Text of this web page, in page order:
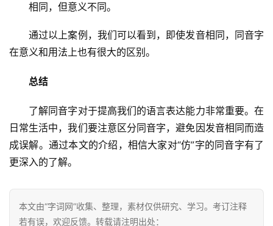
汉
字
组
相同，但意义不同。
通过以上案例，我们可以看到，即使发音相同，同音字
在意义和用法上也有很大的区别。
总结
了解同音字对于提高我们的语言表达能力非常重要。在
日常生活中，我们要注意区分同音字，避免因发音相同而造
成误解。通过本文的介绍，相信大家对“仿”字的同音字有了
更深入的了解。
本文由“字词网”收集、整理，素材仅供研究、学习。考订注释
若有误，欢迎反馈。转载请注明出处：